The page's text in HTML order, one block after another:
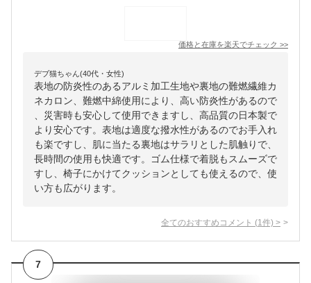
価格と在庫を楽天でチェック >>
デブ猫ちゃん(40代・女性)
表地の防炎性のあるアルミ加工生地や裏地の難燃繊維カ
ネカロン、難燃中綿使用により、高い防炎性があるので
、災害時も安心して使用できますし、高品質の日本製で
より安心です。表地は適度な撥水性があるのでお手入れ
も楽ですし、肌に当たる裏地はサラリとした肌触りで、
長時間の使用も快適です。ゴム仕様で着脱もスムーズで
すし、椅子にかけてクッションとしても使えるので、使
い方も広がります。
全てのおすすめコメント (1 件) >
7